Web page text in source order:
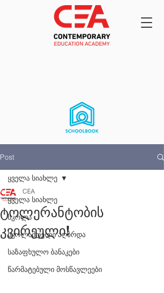
Post
ყველა სიახლე
სკოლა
სკოლამდელი აღზრდა
საზაფხულო ბანაკები
წარმატებული მოსწავლეები
ყველა სიახლე
ტოლერანტობის
კვირეული!
CEA